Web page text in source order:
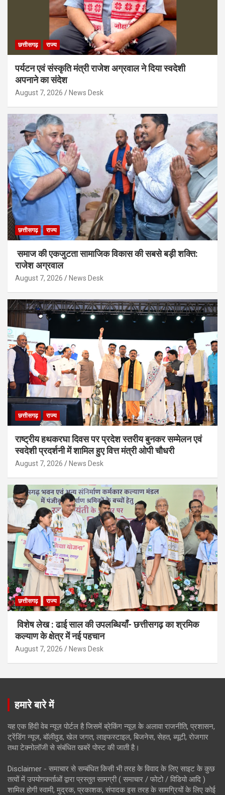
छत्तीसगढ़ राज्य
पर्यटन एवं संस्कृति मंत्री राजेश अग्रवाल ने दिया स्वदेशी
अपनाने का संदेश
August 7, 2026 News Desk
छत्तीसगढ़ राज्य
समाज की एकजुटता सामाजिक विकास की सबसे बड़ी शक्ति:
राजेश अग्रवाल
August 7, 2026 News Desk
छत्तीसगढ़ राज्य
राष्ट्रीय हथकरघा दिवस पर प्रदेश स्तरीय बुनकर सम्मेलन एवं
स्वदेशी प्रदर्शनी में शामिल हुए वित्त मंत्री ओपी चौधरी
August 7, 2026 News Desk
छत्तीसगढ़ राज्य
विशेष लेख : ढाई साल की उपलब्धियाँ- छत्तीसगढ़ का श्रमिक
कल्याण के क्षेत्र में नई पहचान
August 7, 2026 News Desk
हमारे बारे में
यह एक हिंदी वेब न्यूज़ पोर्टल है जिसमें ब्रेकिंग न्यूज़ के अलावा राजनीति, प्रशासन,
ट्रेंडिंग न्यूज, बॉलीवुड, खेल जगत, लाइफस्टाइल, बिजनेस, सेहत, ब्यूटी, रोजगार
तथा टेक्नोलॉजी से संबंधित खबरें पोस्ट की जाती है।
Disclaimer - समाचार से सम्बंधित किसी भी तरह के विवाद के लिए साइट के कुछ
तत्वों में उपयोगकर्ताओं द्वारा प्रस्तुत सामग्री ( समाचार / फोटो / विडियो आदि )
शामिल होगी स्वामी, मुद्रक, प्रकाशक, संपादक इस तरह के सामग्रियों के लिए कोई